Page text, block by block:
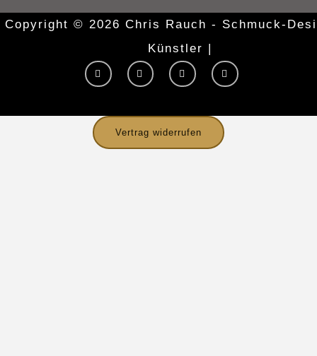
Copyright © 2026 Chris Rauch - Schmuck-
Künstler |
Y
o
u
b
e
I
n
s
g
a
F
a
c
o
k
T
w
i
e
Vertrag widerrufen